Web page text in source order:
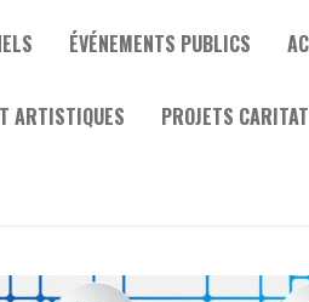
ÉVÉNEMENTS PUBLICS
ARTISTIQUES PROJETS